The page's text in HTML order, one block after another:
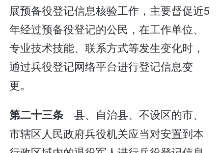
展预备役登记信息核验工作，主要督促近5
年经过预备役登记的公民，在工作单位、
专业技术技能、联系方式等发生变化时，
通过兵役登记网络平台进行登记信息变
更。
第二十三条 县、自治县、不设区的市、
市辖区人民政府兵役机关应当对安置到本